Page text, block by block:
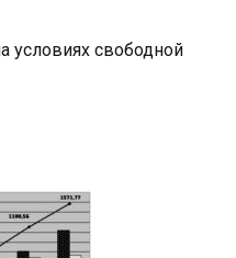
условиях свободной